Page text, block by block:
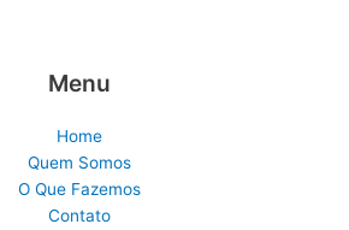
Menu
Home
Quem Somos
O Que Fazemos
Contato